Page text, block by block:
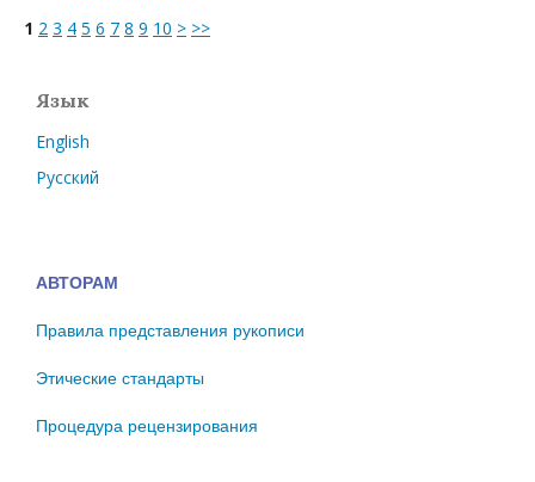
1 2 3 4 5 6 7 8 9 10 > >>
Язык
English
Русский
АВТОРАМ
Правила представления рукописи
Этические стандарты
Процедура рецензирования